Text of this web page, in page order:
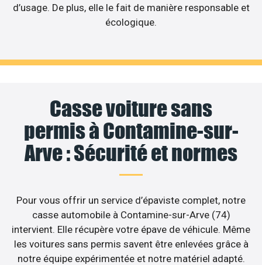
d’usage. De plus, elle le fait de manière responsable et
écologique.
Casse voiture sans
permis à Contamine-sur-
Arve : Sécurité et normes
Pour vous offrir un service d’épaviste complet, notre
casse automobile à Contamine-sur-Arve (74)
intervient. Elle récupère votre épave de véhicule. Même
les voitures sans permis savent être enlevées grâce à
notre équipe expérimentée et notre matériel adapté.